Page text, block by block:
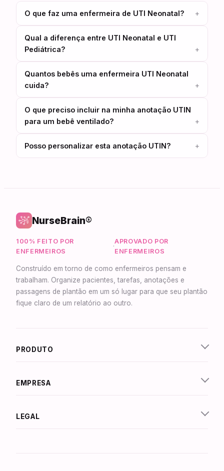
O que faz uma enfermeira de UTI Neonatal?
Qual a diferença entre UTI Neonatal e UTI
Pediátrica?
Quantos bebês uma enfermeira UTI Neonatal
cuida?
O que preciso incluir na minha anotação UTIN
para um bebê ventilado?
Posso personalizar esta anotação UTIN?
NurseBrain®
100% FEITO POR
ENFERMEIROS
·
APROVADO POR
ENFERMEIROS
Construído em torno de como enfermeiros pensam e
trabalham. Organize pacientes, tarefas, anotações e
passagens de plantão em um só lugar para que seu plantão
fique claro de um relatório ao outro.
PRODUTO
EMPRESA
LEGAL
microfone para falar comigo por voz!